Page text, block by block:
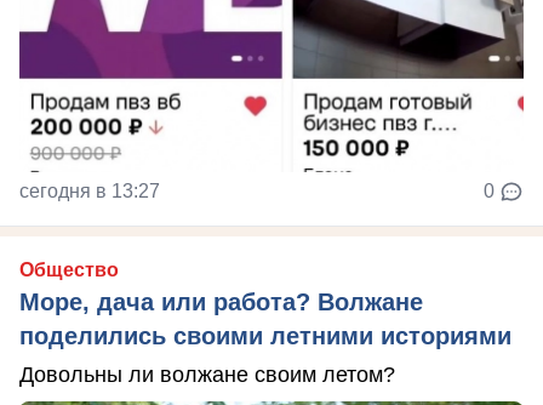
сегодня в 13:27 0
Общество
Море, дача или работа? Волжане
поделились своими летними историями
Довольны ли волжане своим летом?